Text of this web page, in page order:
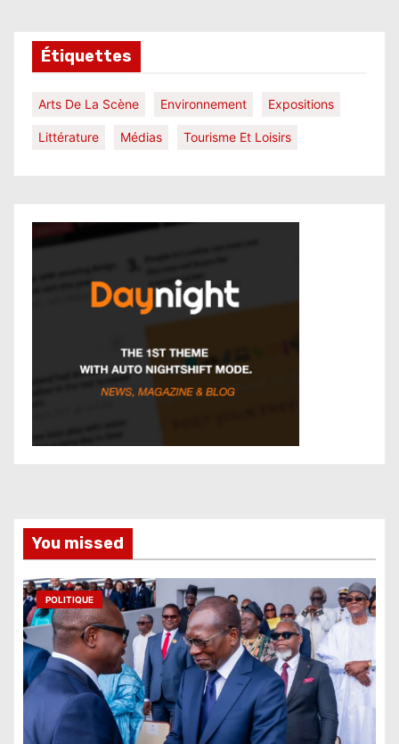
Étiquettes
Arts De La Scène Environnement Expositions
Littérature Médias Tourisme Et Loisirs
You missed
POLITIQUE